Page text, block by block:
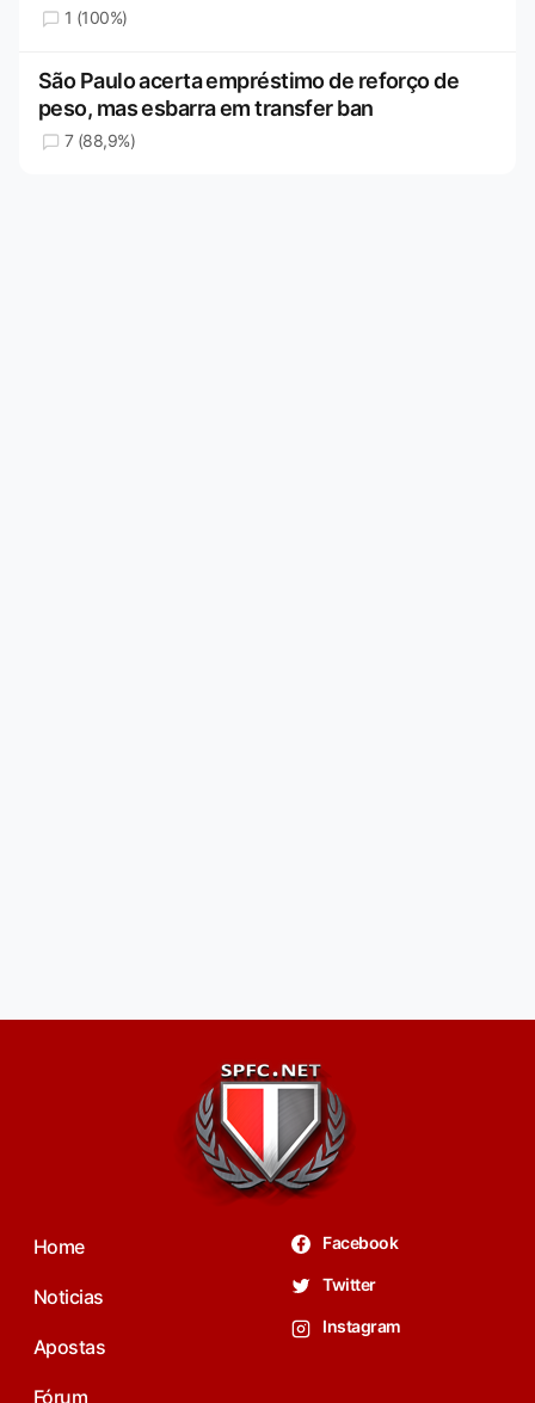
1 (100%)
São Paulo acerta empréstimo de reforço de
peso, mas esbarra em transfer ban
7 (88,9%)
Home
Noticias
Apostas
Fórum
Facebook
Twitter
Instagram